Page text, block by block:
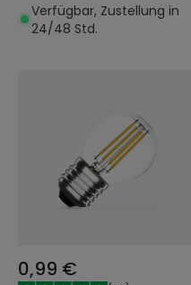
Verfügbar, Zustellung in
24/48 Std.
0,99 €